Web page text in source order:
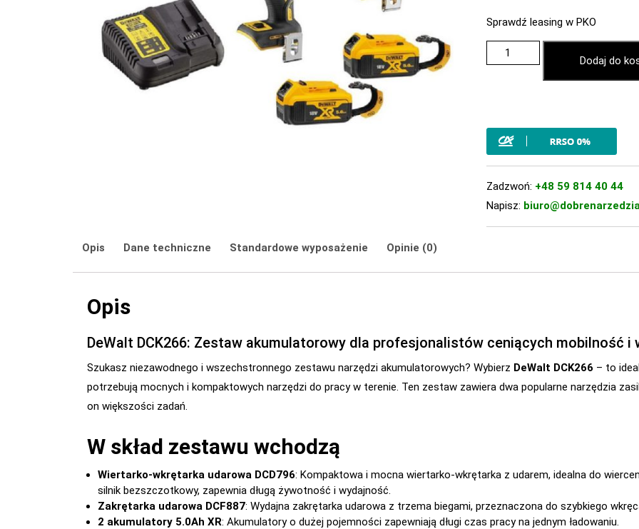
Sprawdź leasing w PKO
Dodaj do
Zadzwoń: +48 59 814 40 44
Napisz:
Opis Dane techniczne Standardowe wyposażenie Opinie (0)
Opis
DeWalt DCK266: Zestaw akumulatorowy dla profesjonalistów ceniących mobilność i
Szukasz niezawodnego i wszechstronnego zestawu narzędzi akumulatorowych? Wybierz DeWalt DCK266 – to
potrzebują mocnych i kompaktowych narzędzi do pracy w terenie. Ten zestaw zawiera dwa popularne narzędzia
on większości zadań.
W skład zestawu wchodzą
Wiertarko-wkrętarka udarowa DCD796: Kompaktowa i mocna wiertarko-wkrętarka z udarem, idealna do
silnik bezszczotkowy, zapewnia długą żywotność i wydajność.
Zakrętarka udarowa DCF887: Wydajna zakrętarka udarowa z trzema biegami, przeznaczona do szybkiego
2 akumulatory 5.0Ah XR: Akumulatory o dużej pojemności zapewniają długi czas pracy na jednym ładowaniu.